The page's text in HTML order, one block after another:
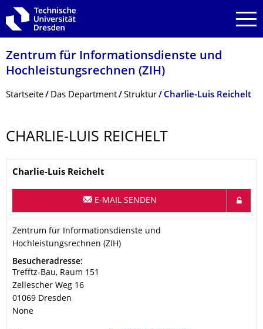
Zur Hauptnavigation springen
Zur Suche springen
Zum Inhalt springen
Zentrum für Informations­dienste und
Hochleistungs­rechnen (ZIH)
Breadcrumb-Menü
Startseite Das Department Struktur Charlie-Luis Reichelt
CHARLIE-LUIS REICHELT
Name
Charlie-Luis Reichelt
E-MAIL SENDEN
Organisationsname
Zentrum für Informationsdienste und Hochleistungsrechnen
Zentrum für Informationsdienste und
Hochleistungsrechnen (ZIH)
Adresse
Besucheradresse:
Trefftz-Bau, Raum 151
Zellescher Weg 16
01069 Dresden
None